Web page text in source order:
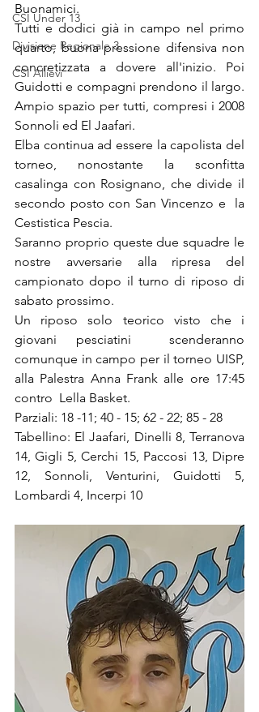
CSI Under 13
Divisione Regionale 3
CSI Allievi
Buonamici.
Tutti e dodici già in campo nel primo
quarto, buona pressione difensiva non
concretizzata a dovere all'inizio. Poi
Guidotti e compagni prendono il largo.
Ampio spazio per tutti, compresi i 2008
Sonnoli ed El Jaafari.
Elba continua ad essere la capolista del
torneo, nonostante la sconfitta
casalinga con Rosignano, che divide il
secondo posto con San Vincenzo e  la
Cestistica Pescia.
Saranno proprio queste due squadre le
nostre avversarie alla ripresa del
campionato dopo il turno di riposo di
sabato prossimo.
Un riposo solo teorico visto che i
giovani pesciatini  scenderanno
comunque in campo per il torneo UISP,
alla Palestra Anna Frank alle ore 17:45
contro  Lella Basket.
Parziali: 18 -11; 40 - 15; 62 - 22; 85 - 28
Tabellino: El Jaafari, Dinelli 8, Terranova
14, Gigli 5, Cerchi 15, Paccosi 13, Dipre
12, Sonnoli, Venturini, Guidotti 5,
Lombardi 4, Incerpi 10